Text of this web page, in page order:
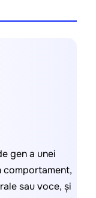
gen a unei
comportament,
sau voce, și